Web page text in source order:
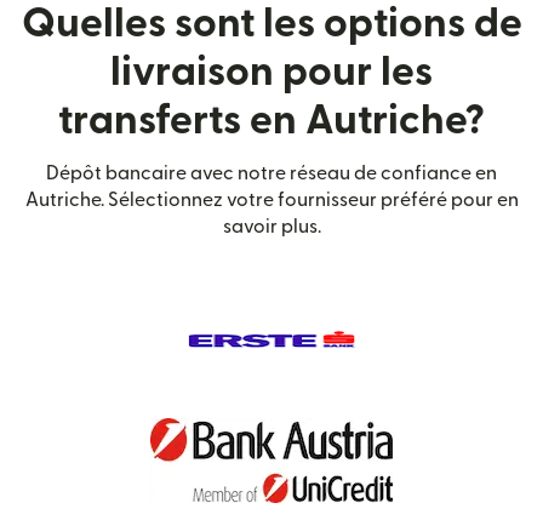
Quelles sont les options de
livraison pour les
transferts en Autriche?
Dépôt bancaire avec notre réseau de confiance en
Autriche. Sélectionnez votre fournisseur préféré pour en
savoir plus.